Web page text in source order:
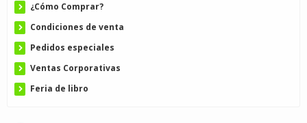
¿Cómo Comprar?
Condiciones de venta
Pedidos especiales
Ventas Corporativas
Feria de libro